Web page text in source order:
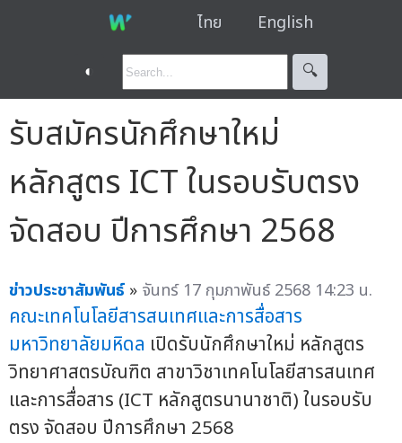
ไทย English
◐ 🔍︎
รับสมัครนักศึกษาใหม่
หลักสูตร ICT ในรอบรับตรง
จัดสอบ ปีการศึกษา 2568
ข่าวประชาสัมพันธ์ » จันทร์ 17 กุมภาพันธ์ 2568 14:23 น.
คณะเทคโนโลยีสารสนเทศและการสื่อสาร
มหาวิทยาลัยมหิดล เปิดรับนักศึกษาใหม่ หลักสูตร
วิทยาศาสตรบัณฑิต สาขาวิชาเทคโนโลยีสารสนเทศ
และการสื่อสาร (ICT หลักสูตรนานาชาติ) ในรอบรับ
ตรง จัดสอบ ปีการศึกษา 2568